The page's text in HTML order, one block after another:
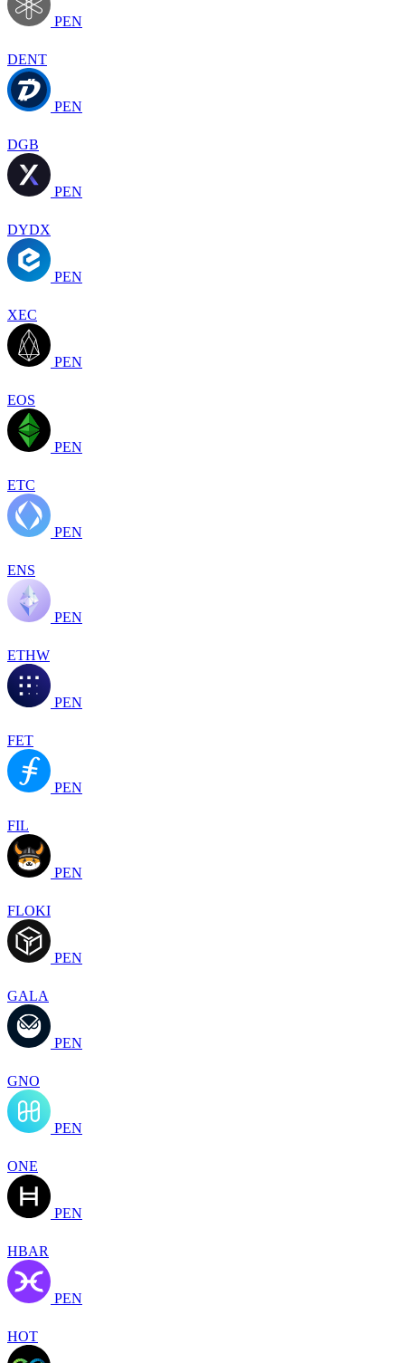
PEN
DENT
PEN
DGB
PEN
DYDX
PEN
XEC
PEN
EOS
PEN
ETC
PEN
ENS
PEN
ETHW
PEN
FET
PEN
FIL
PEN
FLOKI
PEN
GALA
PEN
GNO
PEN
ONE
PEN
HBAR
PEN
HOT